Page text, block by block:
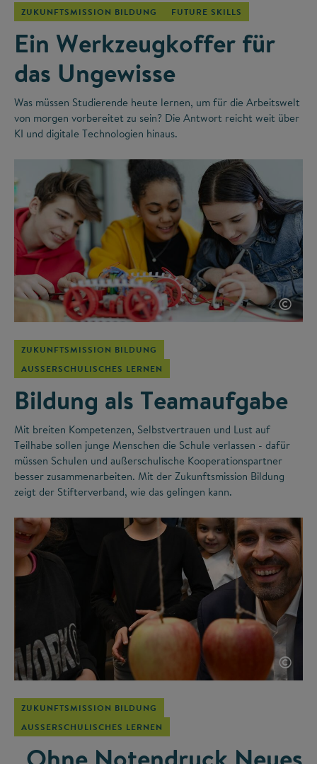
ZUKUNFTSMISSION BILDUNG FUTURE SKILLS
Ein Werkzeugkoffer für
das Ungewisse
Was müssen Studierende heute lernen, um für die Arbeitswelt
von morgen vorbereitet zu sein? Die Antwort reicht weit über
KI und digitale Technologien hinaus.
©
ZUKUNFTSMISSION BILDUNG
AUSSERSCHULISCHES LERNEN
Bildung als Teamaufgabe
Mit breiten Kompetenzen, Selbstvertrauen und Lust auf
Teilhabe sollen junge Menschen die Schule verlassen - dafür
müssen Schulen und außerschulische Kooperationspartner
besser zusammenarbeiten. Mit der Zukunftsmission Bildung
zeigt der Stifterverband, wie das gelingen kann.
©
ZUKUNFTSMISSION BILDUNG
AUSSERSCHULISCHES LERNEN